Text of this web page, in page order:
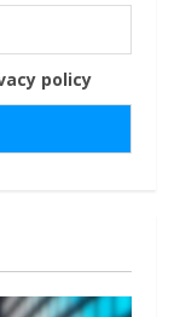
policy